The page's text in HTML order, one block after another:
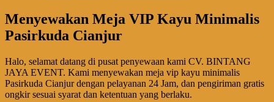
Menyewakan Meja VIP Kayu Minimalis
Pasirkuda Cianjur
Halo, selamat datang di pusat penyewaan kami CV. BINTANG
JAYA EVENT. Kami menyewakan meja vip kayu minimalis
Pasirkuda Cianjur dengan pelayanan 24 Jam, dan pengiriman gratis
ongkir sesuai syarat dan ketentuan yang berlaku.